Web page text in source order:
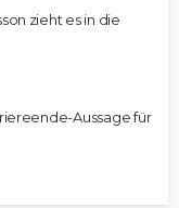
zieht es in die
Aussage für